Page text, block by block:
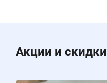
Акции и скидки